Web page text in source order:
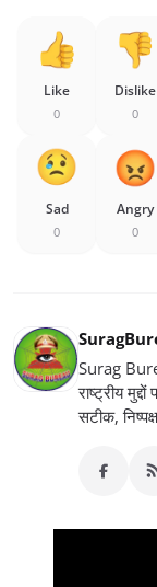
Like
0
Dislike
0
Sad
0
Angry
0
Surag
राष्ट्रीय
सटीक,